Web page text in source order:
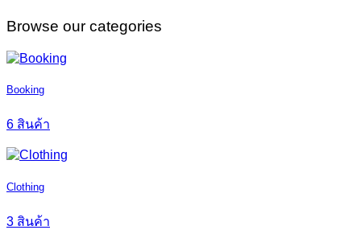
Browse our categories
Booking
6 สินค้า
Clothing
3 สินค้า